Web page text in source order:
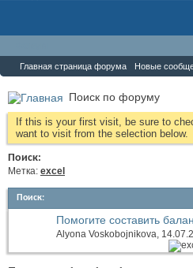
Главная страница форума Новые
Поиск по форуму
If this is your first visit, be sure to
want to visit from the selection below.
Поиск:
Метка: excel
Поиск:
Помогите составить
Alyona Voskobojnikova,